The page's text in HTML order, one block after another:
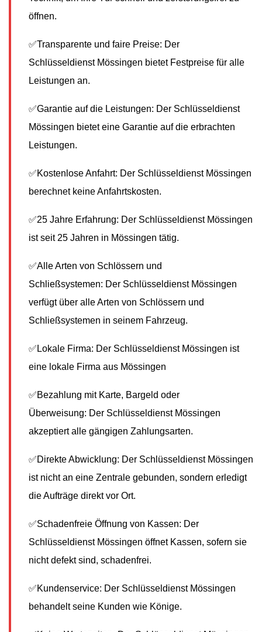
öffnen.
✅Transparente und faire Preise: Der
Schlüsseldienst Mössingen bietet Festpreise für alle
Leistungen an.
✅Garantie auf die Leistungen: Der Schlüsseldienst
Mössingen bietet eine Garantie auf die erbrachten
Leistungen.
✅Kostenlose Anfahrt: Der Schlüsseldienst Mössingen
berechnet keine Anfahrtskosten.
✅25 Jahre Erfahrung: Der Schlüsseldienst Mössingen
ist seit 25 Jahren in Mössingen tätig.
✅Alle Arten von Schlössern und
Schließsystemen: Der Schlüsseldienst Mössingen
verfügt über alle Arten von Schlössern und
Schließsystemen in seinem Fahrzeug.
✅Lokale Firma: Der Schlüsseldienst Mössingen ist
eine lokale Firma aus Mössingen
✅Bezahlung mit Karte, Bargeld oder
Überweisung: Der Schlüsseldienst Mössingen
akzeptiert alle gängigen Zahlungsarten.
✅Direkte Abwicklung: Der Schlüsseldienst Mössingen
ist nicht an eine Zentrale gebunden, sondern erledigt
die Aufträge direkt vor Ort.
✅Schadenfreie Öffnung von Kassen: Der
Schlüsseldienst Mössingen öffnet Kassen, sofern sie
nicht defekt sind, schadenfrei.
✅Kundenservice: Der Schlüsseldienst Mössingen
behandelt seine Kunden wie Könige.